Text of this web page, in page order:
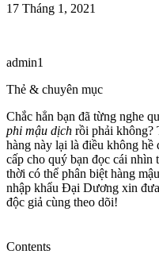
17 Tháng 1, 2021
admin1
Thẻ & chuyên mục
Chắc hẳn bạn đã từng nghe
phi mậu dịch rồi phải không?
hàng này lại là điều không
cấp cho quý bạn đọc cái nhìn
thời có thể phân biệt hàng
nhập khẩu Đại Dương xin
độc giả cùng theo dõi!
Contents